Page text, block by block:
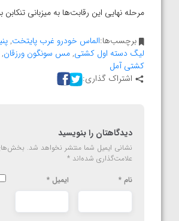
مرحله نهایی این رقابت‌ها به میزبانی
برچسب‌ها:الماس خودرو غرب پایتخت,
لیگ دسته اول کشتی,مس سونگون ورزقان,
کشتی آمل
اشتراک گذاری:
دیدگاهتان را بنویسید
نشانی ایمیل شما منتشر نخواهد شد. بخش‌های
علامت‌گذاری شده‌اند *
نام * ایمیل *